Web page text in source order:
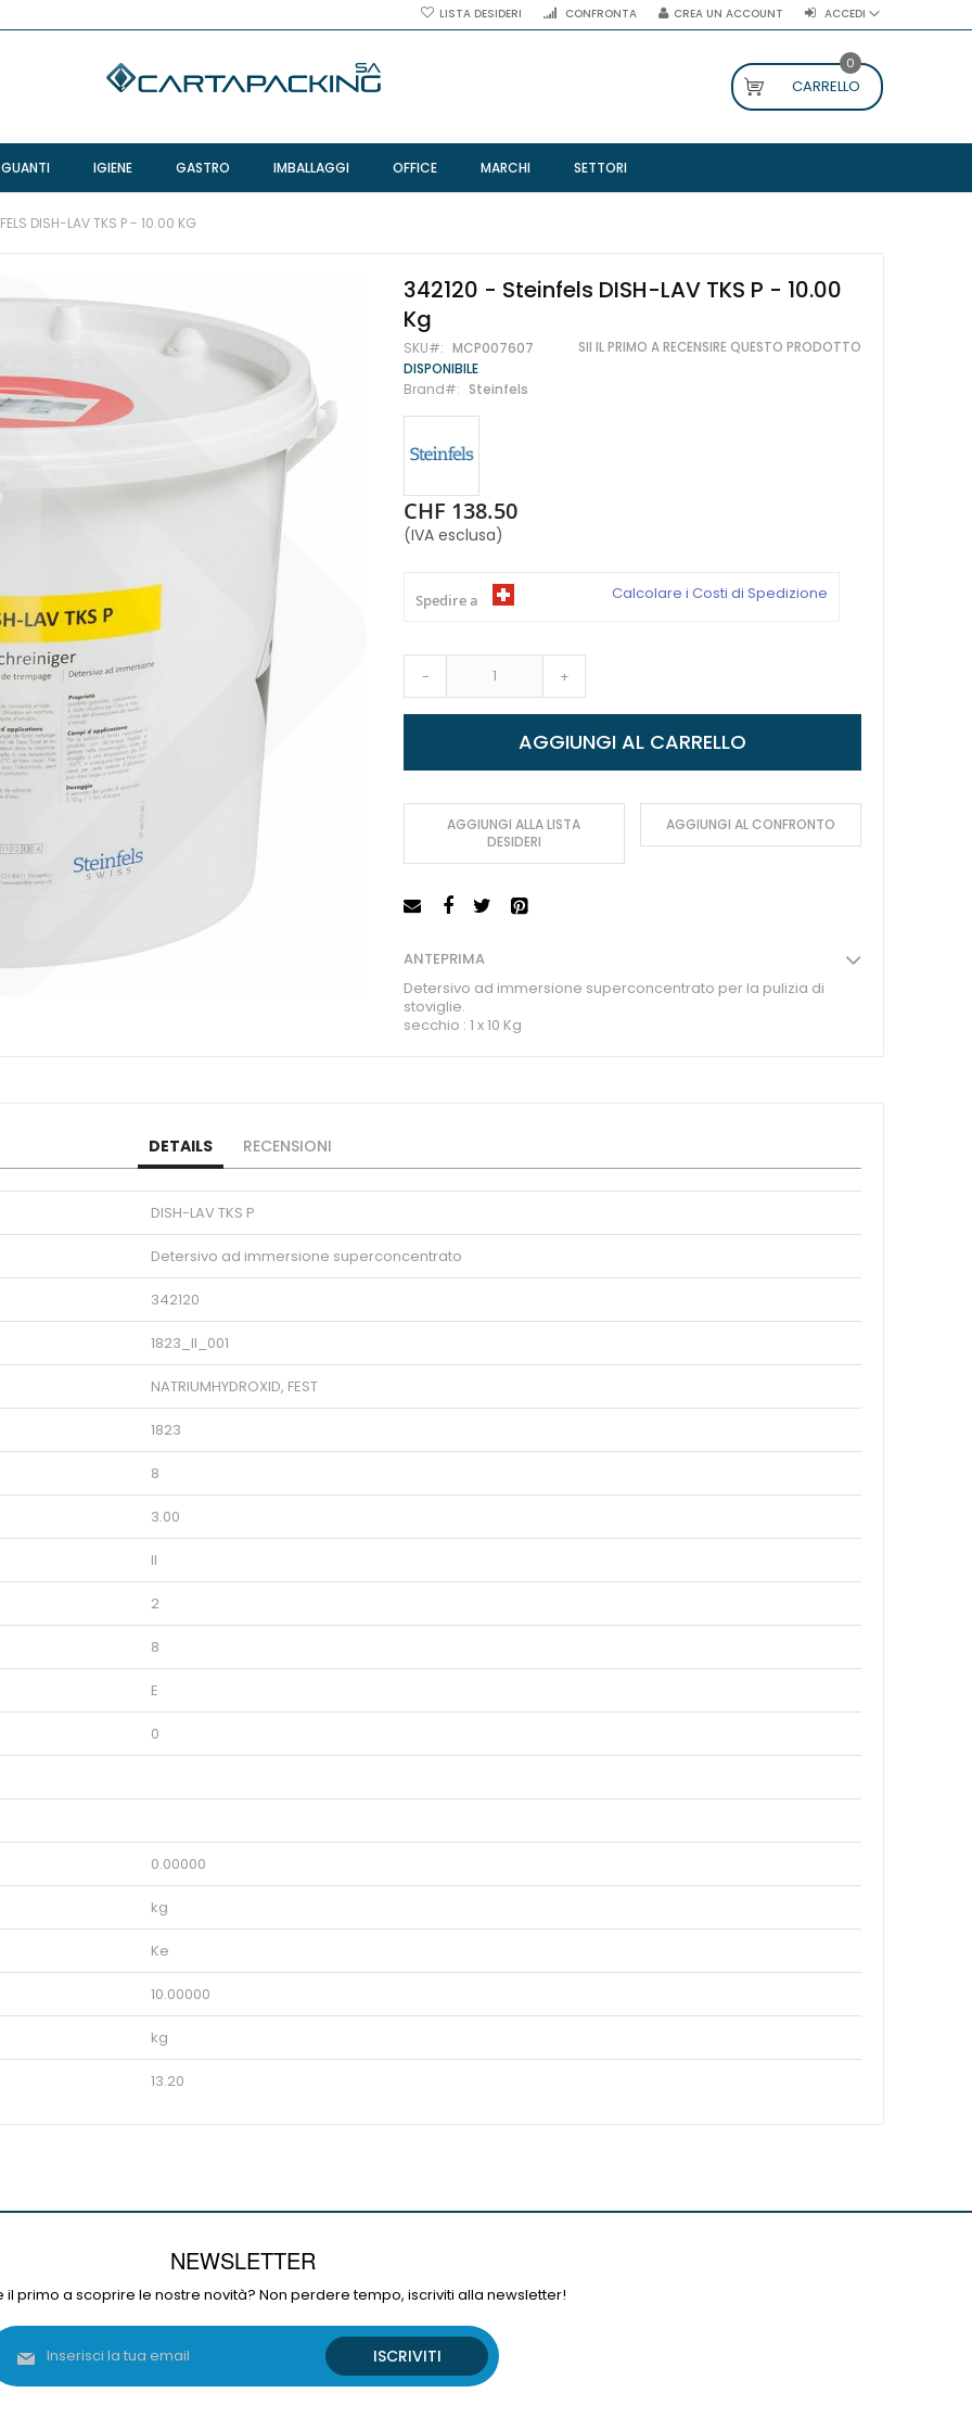
LISTA DESIDERI CONFRONTA ACCEDI
CREA UN ACCOUNT
CARRELLO
0
IGIENE GASTRO IMBALLAGGI OFFICE MARCHI SETTORI
DISH-LAV TKS P - 10.00 KG
342120 - Steinfels DISH-LAV TKS P - 10.00
Kg
SKU MCP007607 SII IL PRIMO A RECENSIRE QUESTO PRODOTTO
DISPONIBILE
Brand
Steinfels
CHF 138.50
(IVA esclusa)
Spedire a Calcolare i Costi di Spedizione
- +
AGGIUNGI AL CARRELLO
AGGIUNGI ALLA LISTA
DESIDERI
AGGIUNGI AL CONFRONTO
ANTEPRIMA
Detersivo ad immersione superconcentrato per la pulizia di
stoviglie.
secchio : 1 x 10 Kg
DETAILS
DISH-LAV TKS P
Detersivo ad immersione superconcentrato
342120
1823_II_001
NATRIUMHYDROXID, FEST
1823
8
3.00
II
2
8
E
0
0.00000
kg
Ke
10.00000
kg
13.20
RECENSIONI
NEWSLETTER
il primo a scoprire le nostre novità? Non perdere tempo, iscriviti alla newsletter!
alla
nostra
ISCRIVITI